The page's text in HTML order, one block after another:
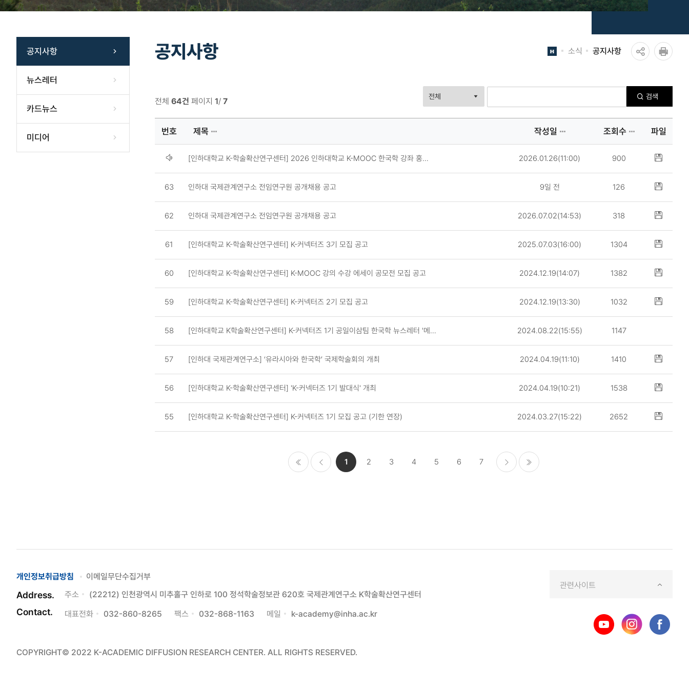
공지사항
뉴스레터
카드뉴스
미디어
공지사항 소식 공지사항
유
하
공
지
검색
전체 64건 페이지 1/ 7
파
제
성
조
수,
번호 제목 작성일 조회수 파일
[인하대학교 K-학술확산연구센터] 2026 인하대학교 K-MOOC 한국학 강좌 홍... 2026.01.26(11:00) 900
63 인하대 국제관계연구소 전임연구원 공개채용 공고 9일 전 126
62 인하대 국제관계연구소 전임연구원 공개채용 공고 2026.07.02(14:53) 318
61 [인하대학교 K-학술확산연구센터] K-커넥터즈 3기 모집 공고 2025.07.03(16:00) 1304
60 [인하대학교 K-학술확산연구센터] K-MOOC 강의 수강 에세이 공모전 모집 공고 2024.12.19(14:07) 1382
59 [인하대학교 K-학술확산연구센터] K-커넥터즈 2기 모집 공고 2024.12.19(13:30) 1032
58 [인하대학교 K학술확산연구센터] K-커넥터즈 1기 공일이삼팀 한국학 뉴스레터 '메... 2024.08.22(15:55) 1147
57 [인하대 국제관계연구소] ‘유라시아와 한국학’ 국제학술회의 개최 2024.04.19(11:10) 1410
56 [인하대학교 K-학술확산연구센터] 'K-커넥터즈 1기 발대식' 개최 2024.04.19(10:21) 1538
55 [인하대학교 K-학술확산연구센터] K-커넥터즈 1기 모집 공고 (기한 연장) 2024.03.27(15:22) 2652
1 2 3 4 5 6 7
개인정보취급방침 이메일무단수집거부
Address. 주소 (22212) 인천광역시 미추홀구 인하로 100 정석학술정보관 620호 국제관계연구소 K학술확산연구센터
Contact. 대표전화 032-860-8265 팩스 032-868-1163 메일 k-academy@inha.ac.kr
COPYRIGHT© 2022 K-ACADEMIC DIFFUSION RESEARCH CENTER. ALL RIGHTS RESERVED.
관련사이트